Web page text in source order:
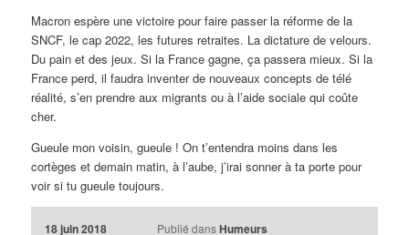
Macron espère une victoire pour faire passer la réforme de la
SNCF, le cap 2022, les futures retraites. La dictature de velours.
Du pain et des jeux. Si la France gagne, ça passera mieux. Si la
France perd, il faudra inventer de nouveaux concepts de télé
réalité, s’en prendre aux migrants ou à l’aide sociale qui coûte
cher.
Gueule mon voisin, gueule ! On t’entendra moins dans les
cortèges et demain matin, à l’aube, j’irai sonner à ta porte pour
voir si tu gueule toujours.
18 juin 2018 Publié dans Humeurs